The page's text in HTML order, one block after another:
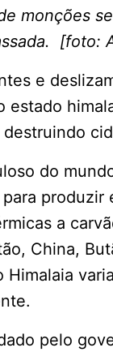
monções
[foto:
e
estado
do
a
China,
Himalaia
pelo